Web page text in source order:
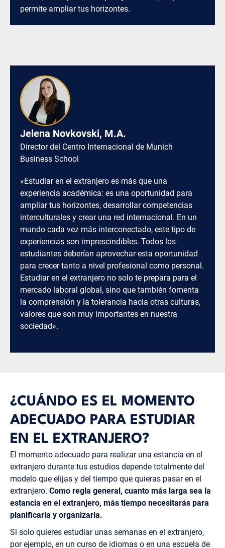
permite ampliar tus horizontes.
Jelena Novkovski, M.A.
Director del Centro Internacional de Munich
Business School
«Estudiar en el extranjero es más que una
experiencia académica: es una oportunidad para
ampliar tus horizontes, desarrollar competencias
interculturales y crear una red internacional. En un
mundo cada vez más interconectado, este tipo de
experiencias son imprescindibles. Todos los
estudiantes deberían aprovechar esta oportunidad
para crecer tanto a nivel profesional como personal.
Estudiar en el extranjero no solo te prepara para el
mercado laboral global, sino que también fomenta
la comprensión y la tolerancia hacia otras culturas,
valores que son muy importantes en nuestra
sociedad».
¿CUÁNDO ES EL MOMENTO
ADECUADO PARA ESTUDIAR
EN EL EXTRANJERO?
El momento adecuado para realizar una estancia en el
extranjero durante tus estudios depende totalmente del
modelo que elijas y del tiempo que quieras pasar en el
extranjero. Como regla general, cuanto más larga sea la
estancia en el extranjero, más tiempo necesitarás para
planificarla y organizarla.
Si solo quieres estudiar unas semanas en el extranjero,
por ejemplo, en un curso de idiomas o en una escuela de